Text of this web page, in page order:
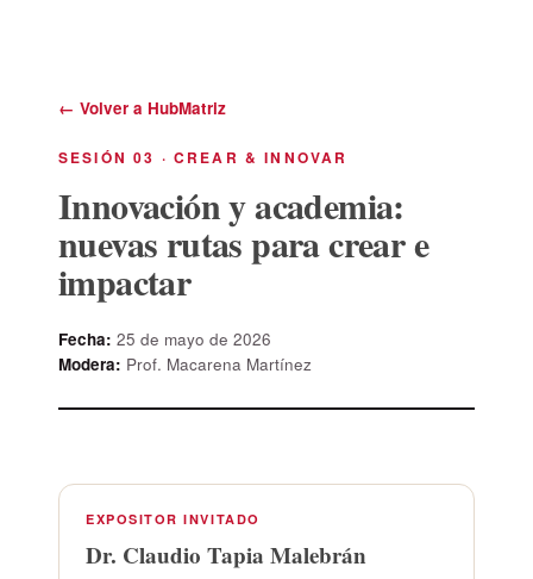
← Volver a HubMatriz
SESIÓN 03 · CREAR & INNOVAR
Innovación y academia:
nuevas rutas para crear e
impactar
Fecha: 25 de mayo de 2026
Modera: Prof. Macarena Martínez
EXPOSITOR INVITADO
Dr. Claudio Tapia Malebrán